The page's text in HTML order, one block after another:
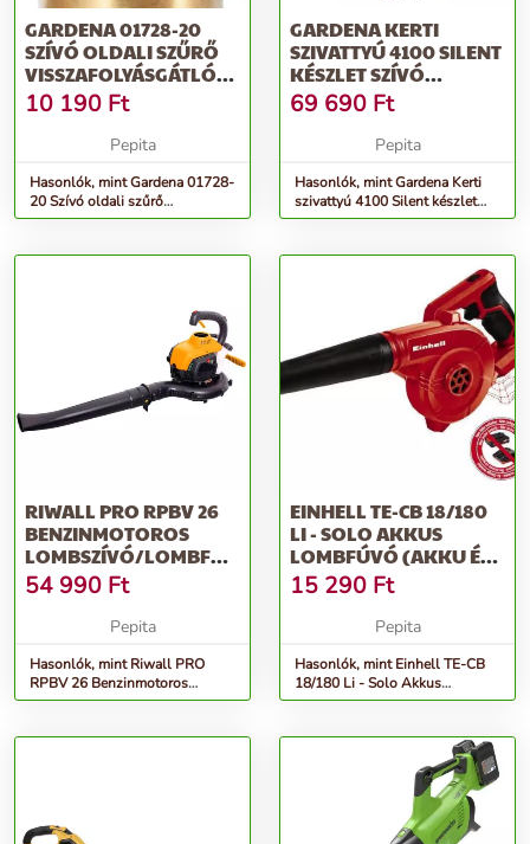
GARDENA 01728-20
SZÍVÓ OLDALI SZŰRŐ
VISSZAFOLYÁSGÁTLÓVAL
(3/4&QUOT;)
10 190 Ft
Pepita
Hasonlók, mint Gardena 01728-
20 Szívó oldali szűrő
visszafolyásgátlóval (3/4&quot;)
GARDENA KERTI
SZIVATTYÚ 4100 SILENT
KÉSZLET SZÍVÓ
TÖMLŐVEL
69 690 Ft
Pepita
Hasonlók, mint Gardena Kerti
szivattyú 4100 Silent készlet
szívó tömlővel
RIWALL PRO RPBV 26
BENZINMOTOROS
LOMBSZÍVÓ/LOMBFÚVÓ
1 LE
54 990 Ft
Pepita
Hasonlók, mint Riwall PRO
RPBV 26 Benzinmotoros
lombszívó/lombfúvó 1 LE
EINHELL TE-CB 18/180
LI - SOLO AKKUS
LOMBFÚVÓ (AKKU ÉS
TÖLTŐ NÉLKÜL)
15 290 Ft
Pepita
Hasonlók, mint Einhell TE-CB
18/180 Li - Solo Akkus
Lombfúvó (Akku és töltő